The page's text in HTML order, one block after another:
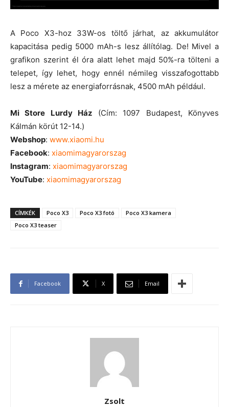
A Poco X3-hoz 33W-os töltő járhat, az akkumulátor
kapacitása pedig 5000 mAh-s lesz állítólag. De! Mivel a
grafikon szerint él óra alatt lehet majd 50%-ra tölteni a
telepet, így lehet, hogy ennél némileg visszafogottabb
lesz a mérete az energiaforrásnak, 4500 mAh például.
Mi Store Lurdy Ház (Cím: 1097 Budapest, Könyves
Kálmán körút 12-14.)
Webshop: www.xiaomi.hu
Facebook: xiaomimagyarorszag
Instagram: xiaomimagyarorszag
YouTube: xiaomimagyarorszag
CÍMKÉK Poco X3 Poco X3 fotó
Poco X3 kamera
Poco X3 teaser
Facebook X Email
Zsolt